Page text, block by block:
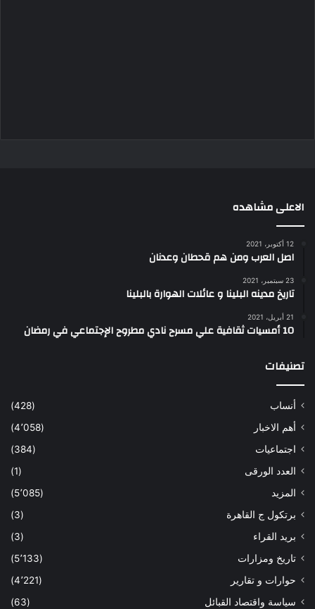
الاعلى مشاهده
12 أكتوبر، 2021
اصل العرب ومن هم قحطان وعدنان
23 سبتمبر، 2021
تاريخ مدينه البلينا و عائلات الهوارة بالبلينا
21 أبريل، 2021
10 أمسيات ثقافية علي مسرح نادي مطروح الإجتماعي في رمضان
تصنيفات
أنساب
(428)
أهم الاخبار
(4٬058)
اجتماعيات
(384)
العدد الورقى
(1)
المزيد
(5٬085)
برتكول ج القاهرة
(3)
بريد القراء
(3)
تاريخ ومزارات
(5٬133)
حوارات و تقارير
(4٬221)
سياسة واقتصاد القبائل
(63)